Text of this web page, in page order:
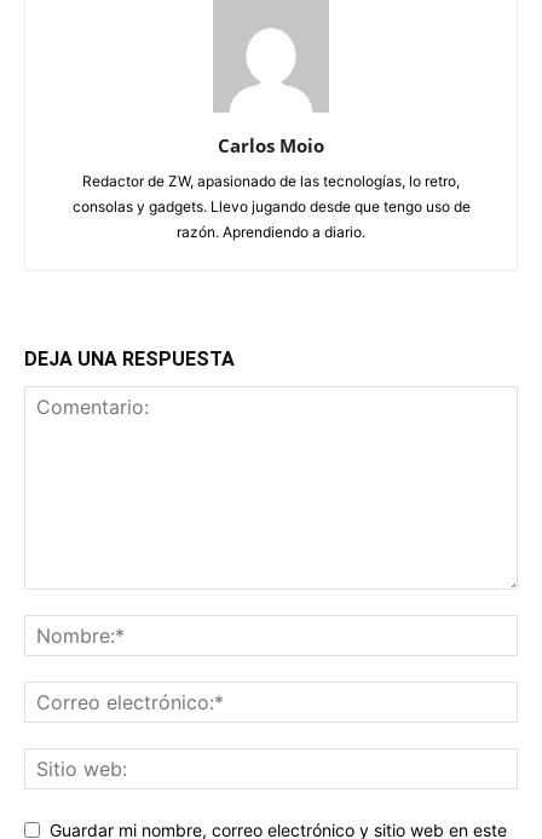
Carlos Moio
Redactor de ZW, apasionado de las tecnologías, lo retro,
consolas y gadgets. Llevo jugando desde que tengo uso de
razón. Aprendiendo a diario.
DEJA UNA RESPUESTA
Guardar mi nombre, correo electrónico y sitio web en este